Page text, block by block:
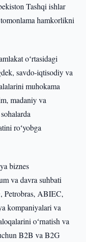
Tashqi ishlar
hamkorlikni
oʻrtasidagi
savdo-iqtisodiy va
muhokama
madaniy va
roʻyobga
biznes
va davra suhbati
Petrobras, ABIEC,
kompaniyalari va
oʻrnatish va
B2B va B2G